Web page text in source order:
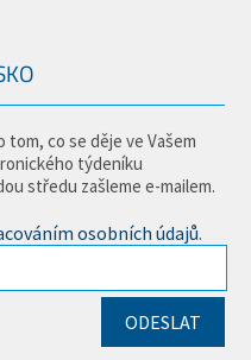
co se děje ve Vašem
týdeníku
středu zašleme e-mailem.
osobních údajů.